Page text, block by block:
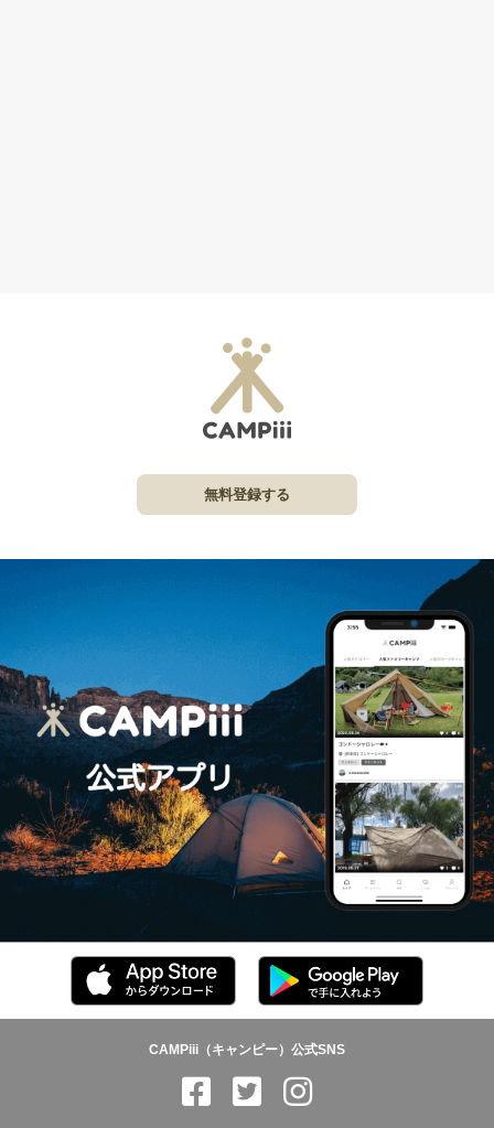
無料登録する
CAMPiii（キャンピー）公式SNS